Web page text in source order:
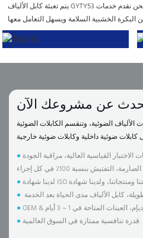
يتم تعبئة كابل الألياف GYTY53 على المكبات الخشبية. نحن نقدم خدمات OEM ويمكننا
الضوئية، وتنقسم الكابلات الضوئية
● الاختبار القياسية العالية، مراقبة الجودة
الصارمة، التفتيش بنسبة 100٪ في كل إجراء.
●
●
●
●
قدرة تنافسية ممتازة في السوق العالمية.